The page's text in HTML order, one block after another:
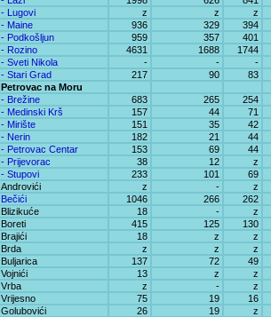
- Lugovi z z
z
- Maine 936 329
394
- Podkošljun 959 357
401
- Rozino 4631 1688
1744
- Sveti Nikola - -
-
- Stari Grad 217 90
83
Petrovac na Moru
- Brežine 683 265
254
- Medinski Krš 157 44
71
- Mirište 151 35
42
- Nerin 182 21
44
- Petrovac Centar 153 69
44
- Prijevorac 38 12
z
- Stupovi 233 101
69
Androvići z -
z
Bečići 1046 266
262
Blizikuće 18 -
z
Boreti 415 125
130
Brajići 18 z
z
Brda z z
z
Buljarica 137 72
49
Vojnići 13 z
z
Vrba z -
z
Vrijesno 75 19
16
Golubovići 26 19
z